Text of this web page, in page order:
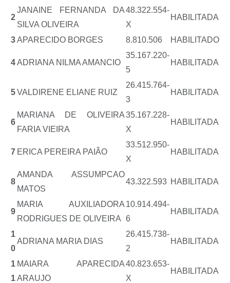
Jornal
Agenda
Notícias
2
JANAINE FERNANDA DA
SILVA OLIVEIRA
48.322.554-
X
HABILITADA
3APARECIDO BORGES 8.810.506 HABILITADO
4ADRIANA NILMA AMANCIO
35.167.220-
5
HABILITADA
5VALDIRENE ELIANE RUIZ
26.415.764-
3
HABILITADA
6
MARIANA DE OLIVEIRA
FARIA VIEIRA
35.167.228-
X
HABILITADA
7 ERICA PEREIRA PAIÃO
33.512.950-
X
HABILITADA
8
AMANDA ASSUMPCAO
MATOS
43.322.593 HABILITADA
9
MARIA AUXILIADORA
RODRIGUES DE OLIVEIRA
10.914.494-
6
HABILITADA
1
0
ADRIANA MARIA DIAS
26.415.738-
2
HABILITADA
1
1
MAIARA APARECIDA
ARAUJO
40.823.653-
X
HABILITADA